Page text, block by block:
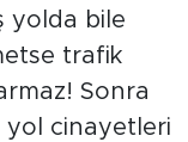
yolda bile
trafik
Sonra
yol cinayetleri